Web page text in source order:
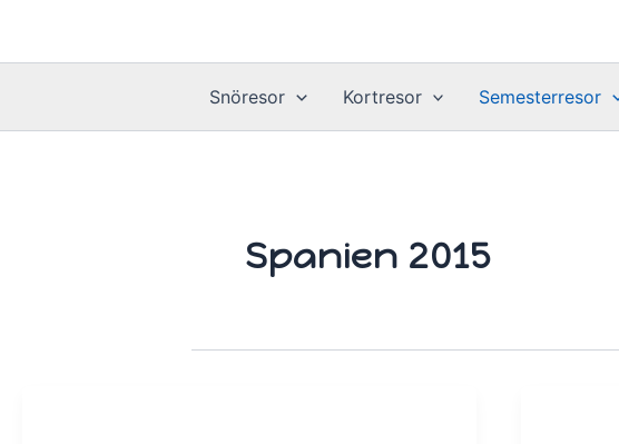
Snöresor Kortresor Semesterresor
Spanien 2015